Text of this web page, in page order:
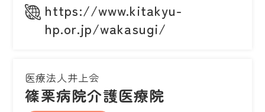
https://www.kitakyu-
hp.or.jp/wakasugi/
医療法人井上会
篠栗病院介護医療院